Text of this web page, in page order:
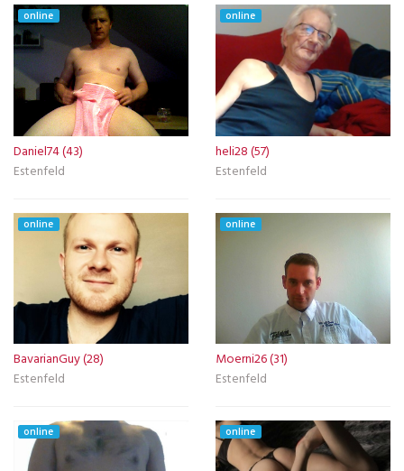
online
Daniel74 (43)
Estenfeld
online
heli28 (57)
Estenfeld
online
BavarianGuy (28)
Estenfeld
online
Moerni26 (31)
Estenfeld
online online